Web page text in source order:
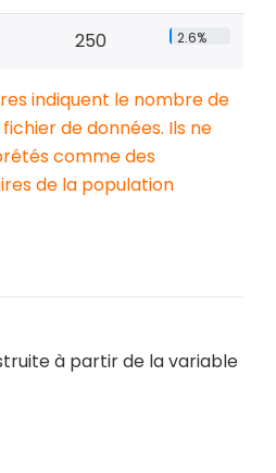
250 2.6%
indiquent le nombre de
de données. Ils ne
comme des
de la population
à partir de la variable